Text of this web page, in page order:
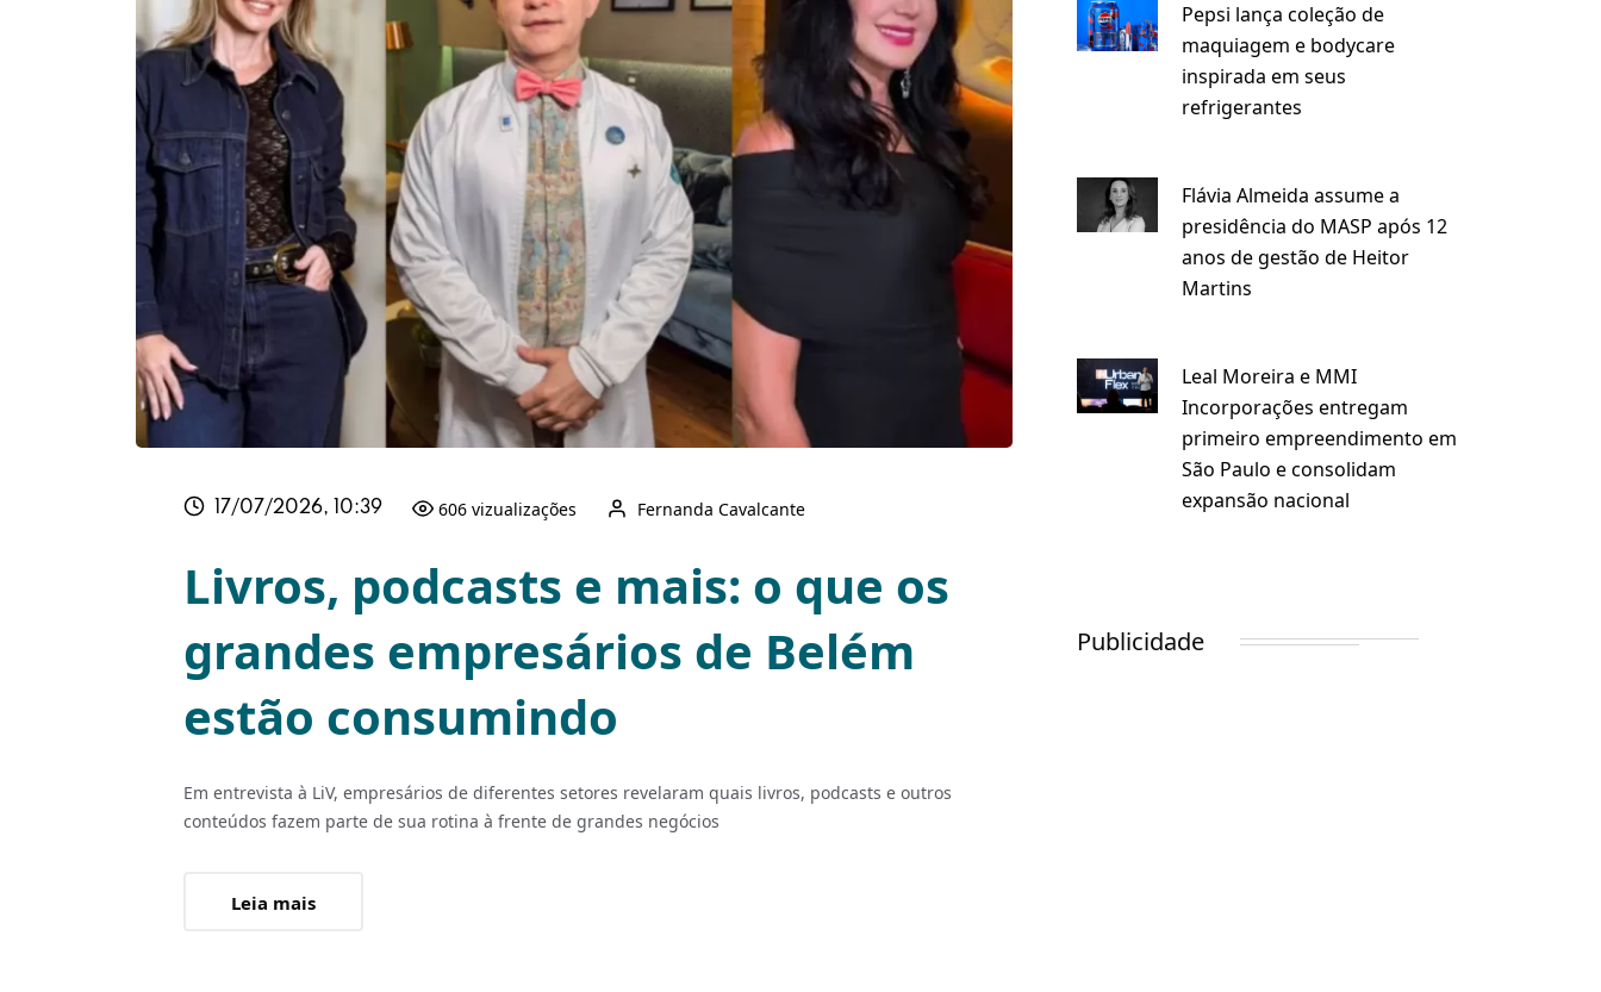
17/07/2026, 10:39 606 vizualizações Fernanda Cavalcante
Livros, podcasts e mais: o que os
grandes empresários de Belém
estão consumindo
Em entrevista à LiV, empresários de diferentes setores revelaram quais livros, podcasts e outros
conteúdos fazem parte de sua rotina à frente de grandes negócios
Leia mais
Pepsi lança coleção de
maquiagem e bodycare
inspirada em seus
refrigerantes
Flávia Almeida assume a
presidência do MASP após 12
anos de gestão de Heitor
Martins
Leal Moreira e MMI
Incorporações entregam
primeiro empreendimento em
São Paulo e consolidam
expansão nacional
Publicidade